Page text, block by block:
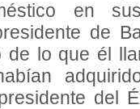
en
de
de lo que él
del